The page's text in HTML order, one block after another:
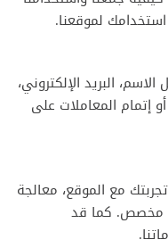
لموقعنا.
البريد الإلكتروني،
إتمام المعاملات على
مع الموقع، معالجة
مخصص. كما قد